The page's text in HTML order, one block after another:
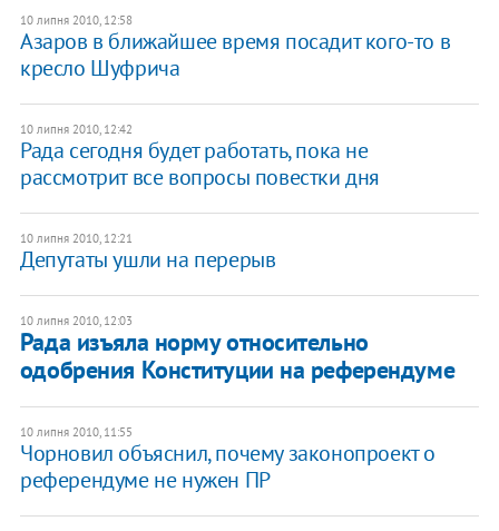
10 липня 2010, 12:58
Азаров в ближайшее время посадит кого-то в
кресло Шуфрича
10 липня 2010, 12:42
Рада сегодня будет работать, пока не
рассмотрит все вопросы повестки дня
10 липня 2010, 12:21
Депутаты ушли на перерыв
10 липня 2010, 12:03
Рада изъяла норму относительно
одобрения Конституции на референдуме
10 липня 2010, 11:55
Чорновил объяснил, почему законопроект о
референдуме не нужен ПР